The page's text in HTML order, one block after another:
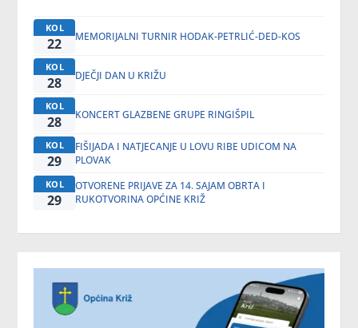
KOL
22 MEMORIJALNI TURNIR HODAK-PETRLIĆ-DED-KOS
KOL
28 DJEČJI DAN U KRIŽU
KOL
28 KONCERT GLAZBENE GRUPE RINGIŠPIL
KOL
29
FIŠIJADA I NATJECANJE U LOVU RIBE UDICOM NA
PLOVAK
KOL
29
OTVORENE PRIJAVE ZA 14. SAJAM OBRTA I
RUKOTVORINA OPĆINE KRIŽ